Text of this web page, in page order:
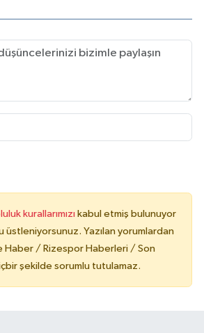
kurallarımızı kabul etmiş bulunuyor
üstleniyorsunuz. Yazılan yorumlardan
Haber / Rizespor Haberleri / Son
şekilde sorumlu tutulamaz.